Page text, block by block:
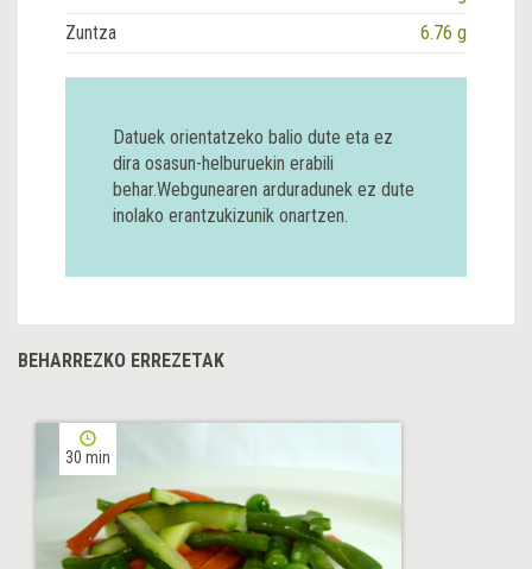
Zuntza
6.76 g
Datuek orientatzeko balio dute eta ez
dira osasun-helburuekin erabili
behar.Webgunearen arduradunek ez dute
inolako erantzukizunik onartzen.
BEHARREZKO ERREZETAK
30 min